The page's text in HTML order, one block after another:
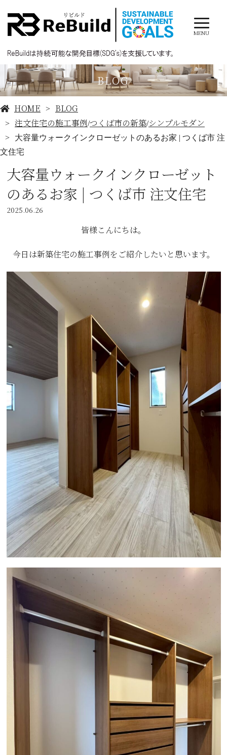
MENU
BLOG
HOME
BLOG
注文住宅の施工事例/つくば市の新築/シンプルモダン
大容量ウォークインクローゼットのあるお家 | つくば市 注
文住宅
大容量ウォークインクローゼット
のあるお家 | つくば市 注文住宅
2025.06.26
皆様こんにちは。
今日は新築住宅の施工事例をご紹介したいと思います。